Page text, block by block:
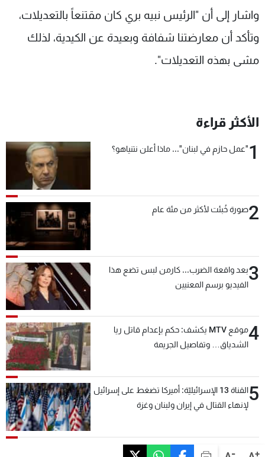
+
-
واشار إلى أن "الرئيس نبيه بري كان مقتنعاً بالتعديلات،
وتأكد أن معارضتنا شفافة وبعيدة عن الكيدية، لذلك
مشى بهذه التعديلات".
الأكثر قراءة
1"عمل حازم في لبنان"... ماذا أعلن نتنياهو؟
2صورة خُبئت لأكثر من مئة عام
3بعد واقعة الضرب... كارمن لبس تضع هذا
الفيديو برسم المعنيين
4
موقع MTV يكشف: حكم بإعدام قاتل ريا
الشدياق… وتفاصيل الجريمة
5
القناة 13 الإسرائيليّة: أميركا تضغط على إسرائيل
لإنهاء القتال في إيران ولبنان وغزة